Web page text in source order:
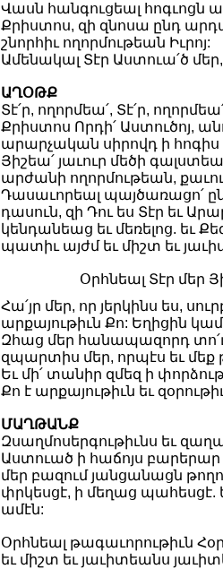
Վասն հանգուցեալ հոգւոցն
Քրիստոս, զի զնոսա ընդ
շնորհիւ ողորմութեան Իւրոյ:
Ամենակալ Տէր Աստուա՛ծ մեր,
ԱՂՕԹՔ
Տէ՛ր, ողորմեա՛, Տէ՛ր,
Քրիստոս Որդի՛ Աստուծոյ,
արարչական սիրովդ ի հոգիս
Յիշեա՛ յաւուր մեծի
արժանի ողորմութեան,
Դասաւորեալ պայծառացո՛
դասուն, զի Դու ես Տէր եւ
կենդանեաց եւ մեռելոց. եւ
պատիւ այժմ եւ միշտ եւ
Օրհնեալ Տէր մեր
Հա՛յր մեր, որ յերկինս ես,
արքայութիւն Քո: Եղիցին
Զհաց մեր հանապազորդ
զպարտիս մեր, որպէս եւ
Եւ մի՛ տանիր զմեզ ի
Քո է արքայութիւն եւ
ՄԱՂԹԱՆՔ
Զսաղմոսերգութիւնս եւ
Աստուած ի հաճոյս բարերար
մեր բազում յանցանացն
փրկեսցէ, ի մեղաց պահեսցէ.
ամէն:
Օրհնեալ թագաւորութիւն Հօր
եւ միշտ եւ յաւիտեանս